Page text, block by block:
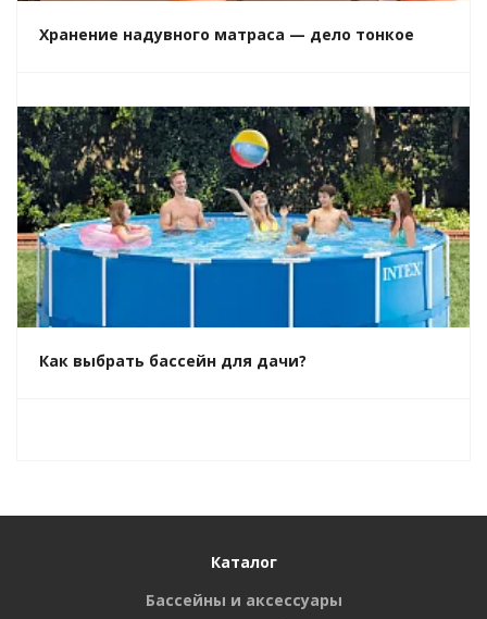
Хранение надувного матраса — дело тонкое
Как выбрать бассейн для дачи?
Каталог
Бассейны и аксессуары